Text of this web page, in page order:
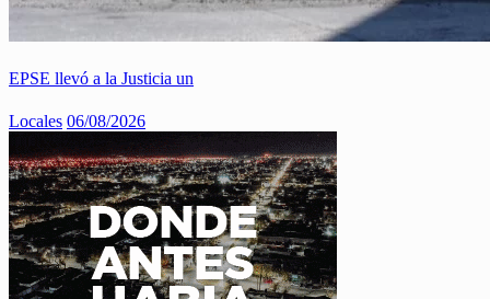
EPSE llevó a la Justicia un
Locales 06/08/2026